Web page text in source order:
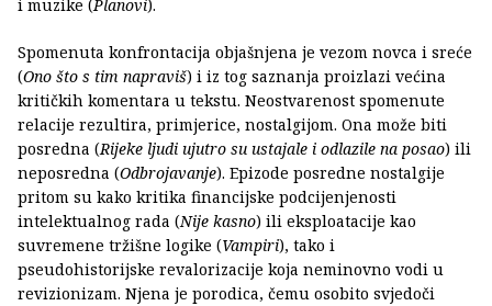
i muzike (Planovi).
Spomenuta konfrontacija objašnjena je vezom novca i sreće
(Ono što s tim napraviš) i iz tog saznanja proizlazi većina
kritičkih komentara u tekstu. Neostvarenost spomenute
relacije rezultira, primjerice, nostalgijom. Ona može biti
posredna (Rijeke ljudi ujutro su ustajale i odlazile na posao) ili
neposredna (Odbrojavanje). Epizode posredne nostalgije
pritom su kako kritika financijske podcijenjenosti
intelektualnog rada (Nije kasno) ili eksploatacije kao
suvremene tržišne logike (Vampiri), tako i
pseudohistorijske revalorizacije koja neminovno vodi u
revizionizam. Njena je porodica, čemu osobito svjedoči